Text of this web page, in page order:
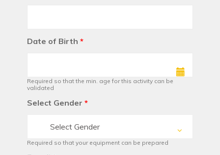
Date of Birth *
Required so that the min. age for this activity can be
validated
Select Gender *
Select Gender
Required so that your equipment can be prepared